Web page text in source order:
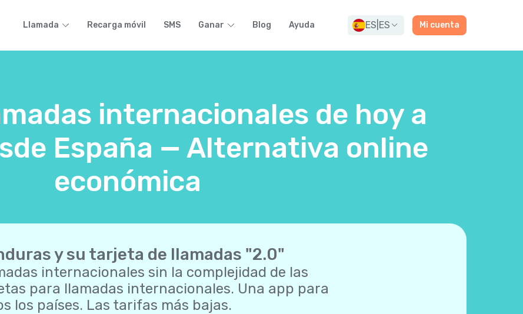
Llamada Recarga móvil SMS Ganar Blog Ayuda ES ES Mi cuenta
internacionales de hoy a
España — Alternativa online
económica
y su tarjeta de llamadas "2.0"
internacionales sin la complejidad de las
para llamadas internacionales. Una app para
los países. Las tarifas más bajas.